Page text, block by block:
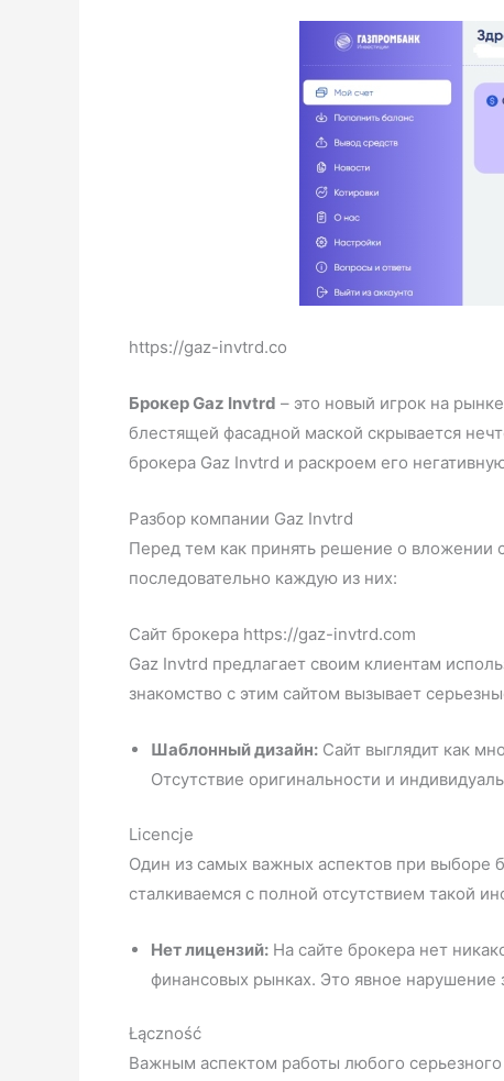
https://gaz-invtrd.co
Брокер Gaz Invtrd – это новый игрок на
блестящей фасадной маской скрывается
брокера Gaz Invtrd и раскроем его
Разбор компании Gaz Invtrd
Перед тем как принять решение о вложении
последовательно каждую из них:
Сайт брокера https://gaz-invtrd.com
Gaz Invtrd предлагает своим клиентам
знакомство с этим сайтом вызывает
Шаблонный дизайн: Сайт выглядит как
Отсутствие оригинальности и
Licencje
Один из самых важных аспектов при выборе
сталкиваемся с полной отсутствием такой
Нет лицензий: На сайте брокера нет
финансовых рынках. Это явное нарушение
Łączność
Важным аспектом работы любого